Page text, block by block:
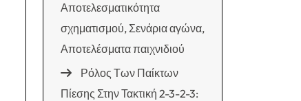
Αποτελεσματικότητα
σχηματισμού, Σενάρια αγώνα,
Αποτελέσματα παιχνιδιού
Ρόλος Των Παίκτων
Πίεσης Στην Τακτική 2-3-2-3: